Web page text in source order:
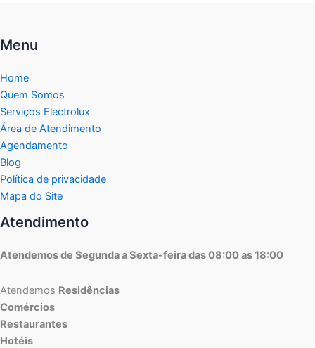
Menu
Home
Quem Somos
Serviços Electrolux
Área de Atendimento
Agendamento
Blog
Política de privacidade
Mapa do Site
Atendimento
Atendemos de Segunda a Sexta-feira das 08:00 as 18:00
Atendemos Residências
Comércios
Restaurantes
Hotéis